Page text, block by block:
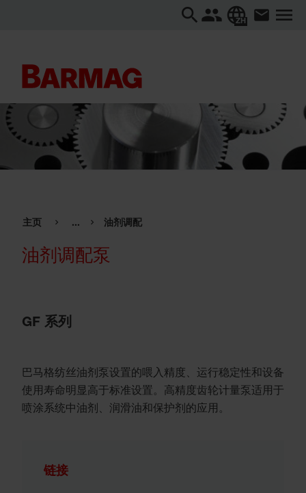
ZH
主页 ... 油剂调配
油剂调配泵
GF 系列
巴马格纺丝油剂泵设置的喂入精度、运行稳定性和设备
使用寿命明显高于标准设置。高精度齿轮计量泵适用于
喷涂系统中油剂、润滑油和保护剂的应用。
链接